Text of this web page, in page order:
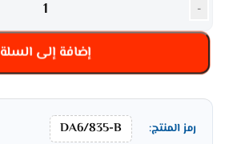
-
إضافة إلى السلة
رمز المنتج: DA6/835-B